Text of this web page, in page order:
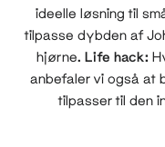
ideelle løsning til
tilpasse dybden af
hjørne. Life hack:
anbefaler vi også at
tilpasser til den